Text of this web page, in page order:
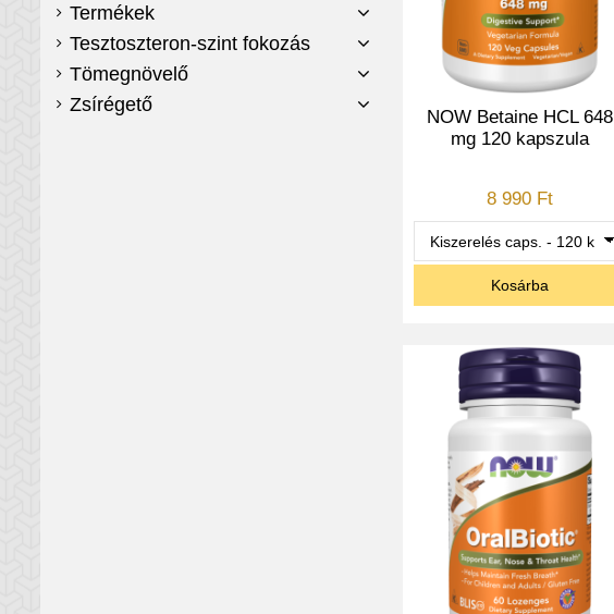
NOW Betaine HCL 648
mg 120 kapszula
8 990 Ft
Kosárba
Termékek
Tesztoszteron-szint fokozás
Tömegnövelő
Zsírégető